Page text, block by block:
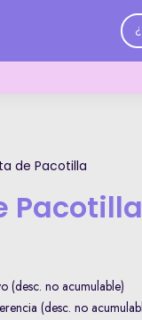
de Pacotilla
Pacotilla
(desc. no acumulable)
(desc. no